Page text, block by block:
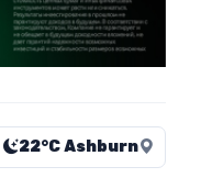
22°C Ashburn